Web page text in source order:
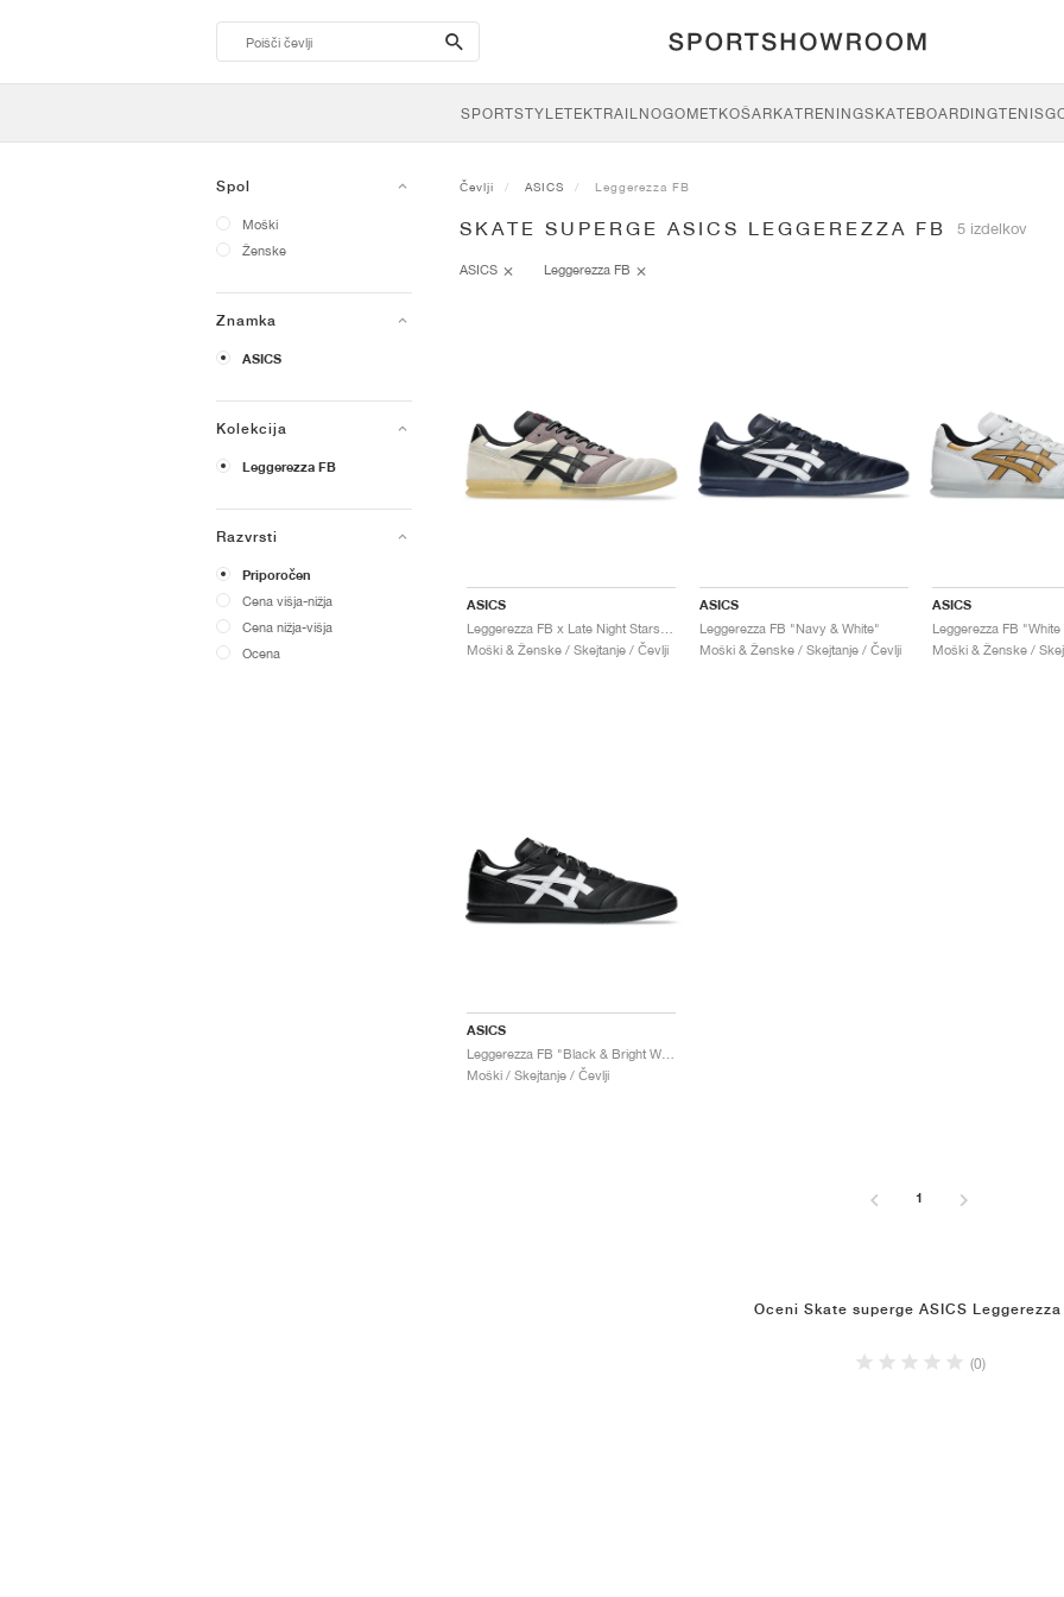
search-
btn
SPORTSTYLETEKTRAILNOGOMETKOŠARKATRENINGSKATEBOARDINGTENIS
Spol
Moški
Ženske
Znamka
ASICS
Kolekcija
Leggerezza FB
Razvrsti
Priporočen
Cena višja-nižja
Cena nižja-višja
Ocena
Čevlji ASICS Leggerezza FB
SKATE SUPERGE ASICS LEGGEREZZA FB 5 izdelkov
ASICS Leggerezza FB
ASICS
Moški & Ženske / Skejtanje / Čevlji
ASICS
Leggerezza FB "Navy & White"
Moški & Ženske / Skejtanje / Čevlji
ASICS
Leggerezza FB
Moški & Ženske /
ASICS
Moški / Skejtanje / Čevlji
1
Oceni Skate superge ASICS Leggerezza
(0)